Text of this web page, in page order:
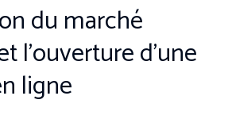
du marché
l’ouverture d’une
ligne